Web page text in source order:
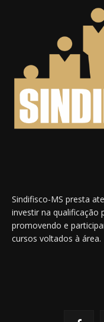
Sindifisco-MS presta
investir na qualificação
promovendo e
cursos voltados à área.